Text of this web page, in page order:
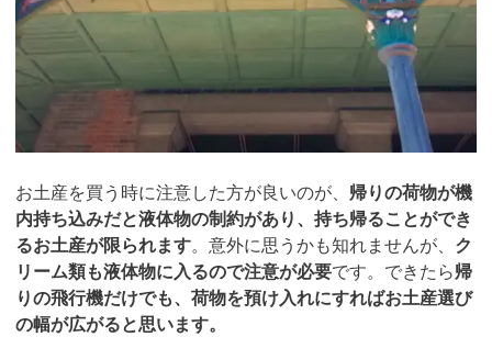
お土産を買う時に注意した方が良いのが、 帰りの荷物が機
内持ち込みだと液体物の制約があり、持ち帰ることができ
るお土産が限られます。意外に思うかも知れませんが、 ク
リーム類も液体物に入るので注意が必要です。できたら帰
りの飛行機だけでも、荷物を預け入れにすればお土産選び
の幅が広が ると思います。